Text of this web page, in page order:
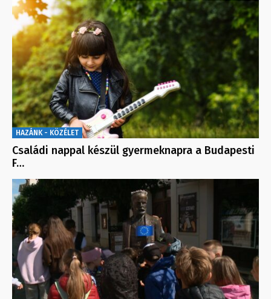
HAZÁNK - KÖZÉLET
Családi nappal készül gyermeknapra a Budapesti
F…